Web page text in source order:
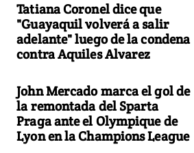
Tatiana Coronel dice que
"Guayaquil volverá a salir
adelante" luego de la condena
contra Aquiles Alvarez
John Mercado marca el gol de
la remontada del Sparta
Praga ante el Olympique de
Lyon en la Champions League